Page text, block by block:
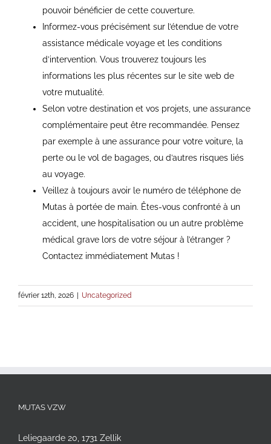
pouvoir bénéficier de cette couverture.
Informez-vous précisément sur l’étendue de votre
assistance médicale voyage et les conditions
d’intervention. Vous trouverez toujours les
informations les plus récentes sur le site web de
votre mutualité.
Selon votre destination et vos projets, une assurance
complémentaire peut être recommandée. Pensez
par exemple à une assurance pour votre voiture, la
perte ou le vol de bagages, ou d’autres risques liés
au voyage.
Veillez à toujours avoir le numéro de téléphone de
Mutas à portée de main. Êtes-vous confronté à un
accident, une hospitalisation ou un autre problème
médical grave lors de votre séjour à l’étranger ?
Contactez immédiatement Mutas !
février 12th, 2026 Uncategorized
MUTAS VZW
Leliegaarde 20, 1731 Zellik